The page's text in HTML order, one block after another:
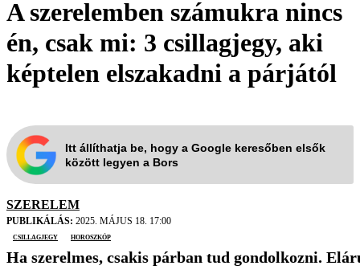
A szerelemben számukra nincs
én, csak mi: 3 csillagjegy, aki
képtelen elszakadni a párjától
Itt állíthatja be, hogy a Google keresőben elsők
között legyen a Bors
SZERELEM
PUBLIKÁLÁS: 2025. MÁJUS 18. 17:00
csillagjegy
horoszkóp
Ha szerelmes, csakis párban tud gondolkozni.